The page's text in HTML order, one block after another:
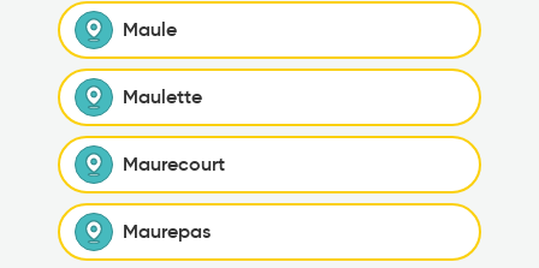
Maule
Maulette
Maurecourt
Maurepas